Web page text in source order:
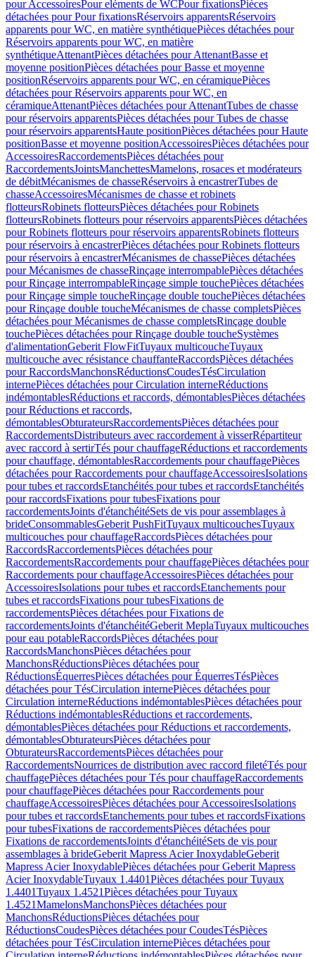
pour AccessoiresPour eléments de WCPour fixationsPièces
détachées pour Pour fixationsRéservoirs apparentsRéservoirs
apparents pour WC, en matière synthétiquePièces détachées pour
Réservoirs apparents pour WC, en matière
synthétiqueAttenantPièces détachées pour AttenantBasse et
moyenne positionPièces détachées pour Basse et moyenne
positionRéservoirs apparents pour WC, en céramiquePièces
détachées pour Réservoirs apparents pour WC, en
céramiqueAttenantPièces détachées pour AttenantTubes de chasse
pour réservoirs apparentsPièces détachées pour Tubes de chasse
pour réservoirs apparentsHaute positionPièces détachées pour Haute
positionBasse et moyenne positionAccessoiresPièces détachées pour
AccessoiresRaccordementsPièces détachées pour
RaccordementsJointsManchettesMamelons, rosaces et modérateurs
de débitMécanismes de chasseRéservoirs à encastrerTubes de
chasseAccessoiresMécanismes de chasse et robinets
flotteursRobinets flotteursPièces détachées pour Robinets
flotteursRobinets flotteurs pour réservoirs apparentsPièces détachées
pour Robinets flotteurs pour réservoirs apparentsRobinets flotteurs
pour réservoirs à encastrerPièces détachées pour Robinets flotteurs
pour réservoirs à encastrerMécanismes de chassePièces détachées
pour Mécanismes de chasseRinçage interrompablePièces détachées
pour Rinçage interrompableRinçage simple touchePièces détachées
pour Rinçage simple toucheRinçage double touchePièces détachées
pour Rinçage double toucheMécanismes de chasse completsPièces
détachées pour Mécanismes de chasse completsRinçage double
touchePièces détachées pour Rinçage double toucheSystèmes
d'alimentationGeberit FlowFitTuyaux multicoucheTuyaux
multicouche avec résistance chauffanteRaccordsPièces détachées
pour RaccordsManchonsRéductionsCoudesTésCirculation
internePièces détachées pour Circulation interneRéductions
indémontablesRéductions et raccords, démontablesPièces détachées
pour Réductions et raccords,
démontablesObturateursRaccordementsPièces détachées pour
RaccordementsDistributeurs avec raccordement à visserRépartiteur
avec raccord à sertirTés pour chauffageRéductions et raccordements
pour chauffage, démontablesRaccordements pour chauffagePièces
détachées pour Raccordements pour chauffageAccessoiresIsolations
pour tubes et raccordsEtanchéités pour tubes et raccordsEtanchéités
pour raccordsFixations pour tubesFixations pour
raccordementsJoints d'étanchéitéSets de vis pour assemblages à
brideConsommablesGeberit PushFitTuyaux multicouchesTuyaux
multicouches pour chauffageRaccordsPièces détachées pour
RaccordsRaccordementsPièces détachées pour
RaccordementsRaccordements pour chauffagePièces détachées pour
Raccordements pour chauffageAccessoiresPièces détachées pour
AccessoiresIsolations pour tubes et raccordsEtanchements pour
tubes et raccordsFixations pour tubesFixations de
raccordementsPièces détachées pour Fixations de
raccordementsJoints d'étanchéitéGeberit MeplaTuyaux multicouches
pour eau potableRaccordsPièces détachées pour
RaccordsManchonsPièces détachées pour
ManchonsRéductionsPièces détachées pour
RéductionsÉquerresPièces détachées pour ÉquerresTésPièces
détachées pour TésCirculation internePièces détachées pour
Circulation interneRéductions indémontablesPièces détachées pour
Réductions indémontablesRéductions et raccordements,
démontablesPièces détachées pour Réductions et raccordements,
démontablesObturateursPièces détachées pour
ObturateursRaccordementsPièces détachées pour
RaccordementsNourrices de distribution avec raccord filetéTés pour
chauffagePièces détachées pour Tés pour chauffageRaccordements
pour chauffagePièces détachées pour Raccordements pour
chauffageAccessoiresPièces détachées pour AccessoiresIsolations
pour tubes et raccordsEtanchements pour tubes et raccordsFixations
pour tubesFixations de raccordementsPièces détachées pour
Fixations de raccordementsJoints d'étanchéitéSets de vis pour
assemblages à brideGeberit Mapress Acier InoxydableGeberit
Mapress Acier InoxydablePièces détachées pour Geberit Mapress
Acier InoxydableTuyaux 1.4401Pièces détachées pour Tuyaux
1.4401Tuyaux 1.4521Pièces détachées pour Tuyaux
1.4521MamelonsManchonsPièces détachées pour
ManchonsRéductionsPièces détachées pour
RéductionsCoudesPièces détachées pour CoudesTésPièces
détachées pour TésCirculation internePièces détachées pour